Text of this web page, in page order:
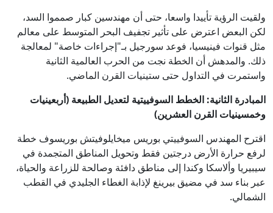
ولقيت الرؤية تأييدا واسعا، حتى أن مهندسين كبار صمموا السد،
لكن البعض اعترض على تأثير تجفيف البحر المتوسط على معالم
مثل قنوات فينيسيا، فوعد سورجيل بـ"إجراءات خاصة" لمعالجة
ذلك. والمدهش أن الخطة نجت من الحرب العالمية الثانية
واستمرت في التداول حتى ستينيات القرن الماضي.
المبادرة الثانية: الخطط السوفييتية لتعديل الطبيعة (أربعينيات
وخمسينيات القرن العشرين)
اقترح المهندس السوفييتي بوريس ميخايلوفيتش بوريسوف خطة
لرفع حرارة الأرض درجتين فقط وتحويل المناطق المتجمدة في
سيبيريا وألاسكا وكندا إلى مناطق دافئة وصالحة للزراعة والحياة،
عبر بناء سد في مضيق بيرينغ لإذابة الغطاء الجليدي في القطب
الشمالي.